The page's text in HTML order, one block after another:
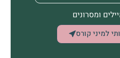
ומסרונים
למיני קורס